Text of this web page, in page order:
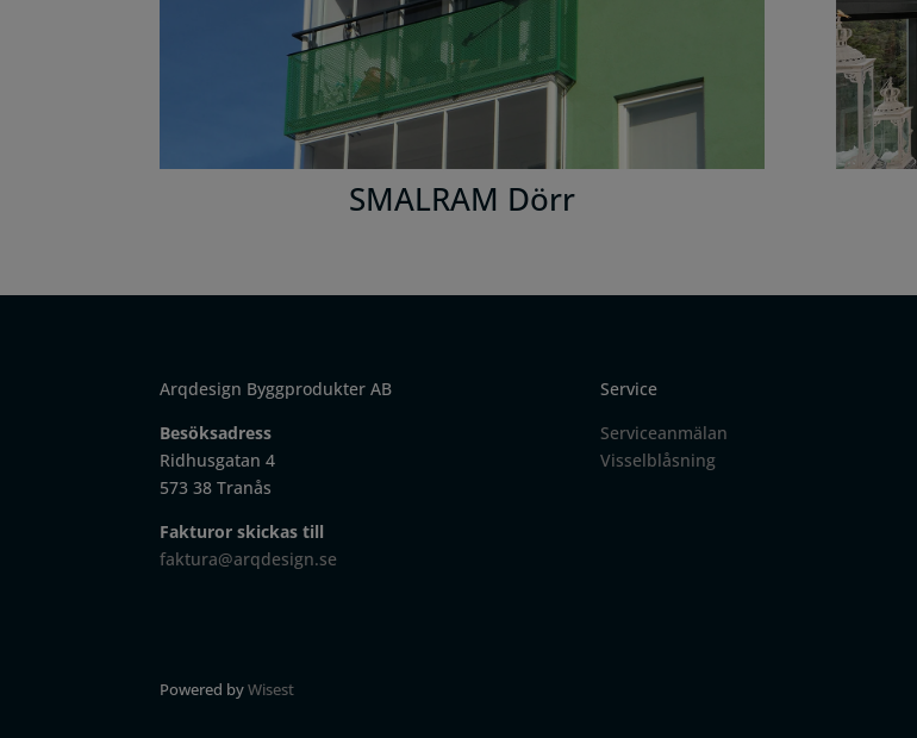
SMALRAM Dörr
Arqdesign Byggprodukter AB
Besöksadress
Ridhusgatan 4
573 38 Tranås
Fakturor skickas till
faktura@arqdesign.se
Service
Serviceanmälan
Visselblåsning
Powered byWisest